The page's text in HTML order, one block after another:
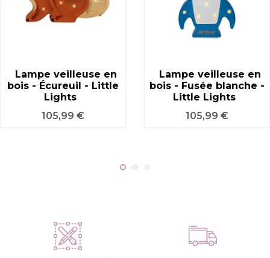
Lampe veilleuse en
bois - Écureuil - Little
Lights
Prix
105,99 €
Lampe veilleuse en
bois - Fusée blanche -
Little Lights
Prix
105,99 €